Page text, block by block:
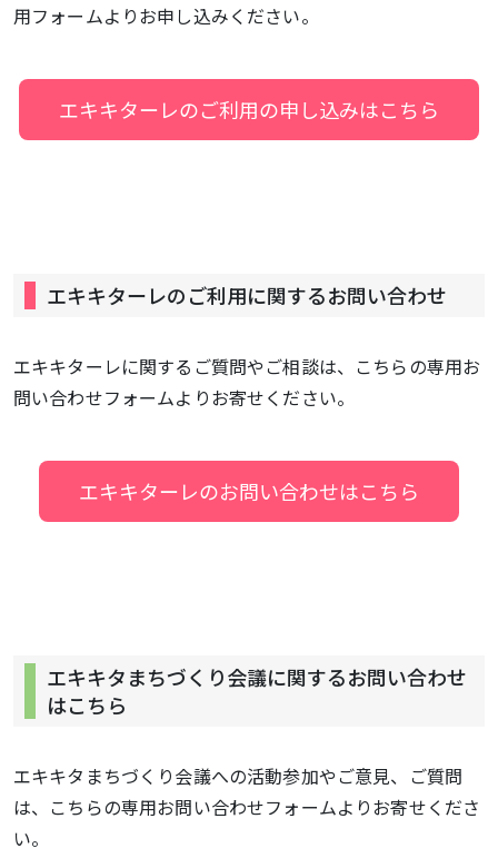
用フォームよりお申し込みください。
エキキターレのご利用の申し込みはこちら
エキキターレのご利用に関するお問い合わせ
エキキターレに関するご質問やご相談は、こちらの専用お
問い合わせフォームよりお寄せください。
エキキターレのお問い合わせはこちら
エキキタまちづくり会議に関するお問い合わせ
はこちら
エキキタまちづくり会議への活動参加やご意見、ご質問
は、こちらの専用お問い合わせフォームよりお寄せくださ
い。